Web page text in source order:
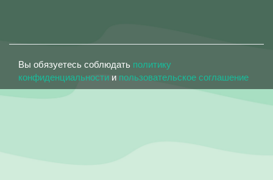
Вы обязуетесь соблюдать политику
конфиденциальности и пользовательское соглашение